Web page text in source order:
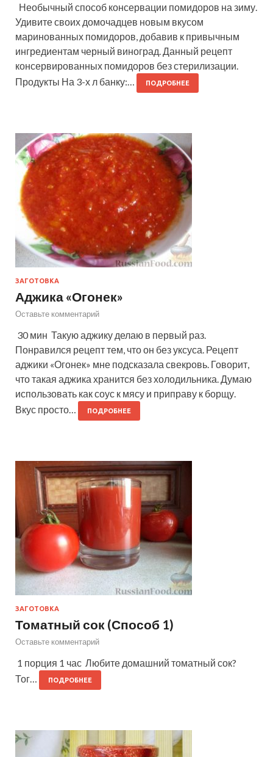
Необычный способ консервации помидоров на зиму.
Удивите своих домочадцев новым вкусом
маринованных помидоров, добавив к привычным
ингредиентам черный виноград. Данный рецепт
консервированных помидоров без стерилизации.
Продукты На 3-х л банку:…
ПОДРОБНЕЕ
ЗАГОТОВКА
Аджика «Огонек»
Оставьте комментарий
30 мин Такую аджику делаю в первый раз.
Понравился рецепт тем, что он без уксуса. Рецепт
аджики «Огонек» мне подсказала свекровь. Говорит,
что такая аджика хранится без холодильника. Думаю
использовать как соус к мясу и приправу к борщу.
Вкус просто…
ПОДРОБНЕЕ
ЗАГОТОВКА
Томатный сок (Способ 1)
Оставьте комментарий
1 порция 1 час Любите домашний томатный сок?
Тог…
ПОДРОБНЕЕ